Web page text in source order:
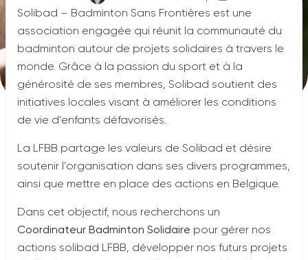
Solibad – Badminton Sans Frontières est une
association engagée qui réunit la communauté du
badminton autour de projets solidaires à travers le
monde. Grâce à la passion du sport et à la
générosité de ses membres, Solibad soutient des
initiatives locales visant à améliorer les conditions
de vie d’enfants défavorisés.
La LFBB partage les valeurs de Solibad et désire
soutenir l’organisation dans ses divers programmes,
ainsi que mettre en place des actions en Belgique.
Dans cet objectif, nous recherchons un
Coordinateur Badminton Solidaire pour gérer nos
actions solibad LFBB, développer nos futurs projets